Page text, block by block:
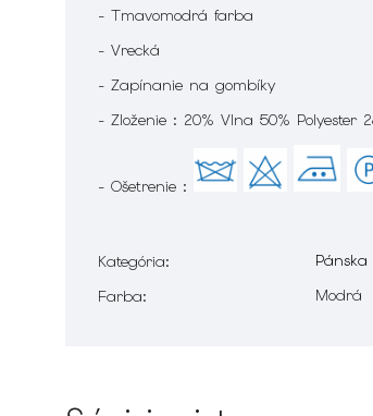
- Tmavomodrá farba
- Vrecká
- Zapínanie na gombíky
- Zloženie : 20% Vlna 50% Polyester
- Ošetrenie :
Kategória:
Farba: Modrá